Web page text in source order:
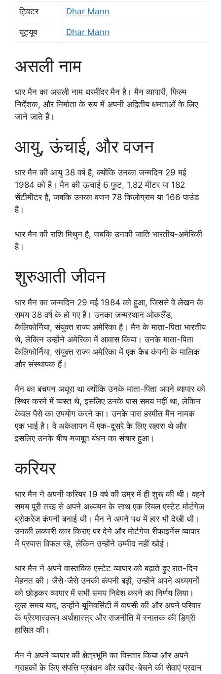
ट्विटर Dhar Mann
यूट्यूब Dhar Mann
असली नाम
धार मैन का असली नाम धरमींदर मैन है। मैन व्यापारी, फिल्म
निर्देशक, और निर्माता के रूप में अपनी अद्वितीय क्षमताओं के लिए
जाने जाते हैं।
आयु, ऊंचाई, और वजन
धार मैन की आयु 38 वर्ष है, क्योंकि उनका जन्मदिन 29 मई
1984 को है। मैन की ऊचाई 6 फुट, 1.82 मीटर या 182
सेंटीमीटर है, जबकि उनका वजन 78 किलोग्राम या 166 पाउंड
है।
धार मैन की राशि मिथुन है, जबकि उनकी जाति भारतीय-अमेरिकी
है।
शुरुआती जीवन
धार मैन का जन्मदिन 29 मई 1984 को हुआ, जिससे वे लेखन के
समय 38 वर्ष के हो गए हैं। उनका जन्मस्थान ओकलैंड,
कैलिफोर्निया, संयुक्त राज्य अमेरिका है। मैन के माता-पिता भारतीय
थे, लेकिन उन्होंने अमेरिका में आवास किया। उनके माता-पिता
कैलिफोर्निया, संयुक्त राज्य अमेरिका में एक कैब कंपनी के मालिक
और संस्थापक हैं।
मैन का बचपन अधूरा था क्योंकि उनके माता-पिता अपने व्यापार को
स्थिर करने में व्यस्त थे, इसलिए उनके पास समय नहीं था, लेकिन
केवल पैसे का उपयोग करने का। उनके पास हरमीत मैन नामक
एक भाई है। वे अकेलापन में एक-दूसरे के लिए सहारा थे और
इसलिए उनके बीच मजबूत बंधन का संचार हुआ।
करियर
धार मैन ने अपनी करियर 19 वर्ष की उम्र में ही शुरू की थी। वहने
समय पूरी तरह से अपने अध्ययन के साथ एक रियल एस्टेट मोर्टगेज
ब्रोकरेज कंपनी बनाई थी। मैन ने अपने पथ में हार भी देखी थी।
उनकी लक्जरी कार किराए पर देने और मोर्टगेज रीफाइनेंस व्यापार
में प्रयास विफल रहे, लेकिन उन्होंने उम्मीद नहीं खोई।
धार मैन ने अपने वास्तविक एस्टेट व्यापार को बढ़ाते हुए रात-दिन
मेहनत की। जैसे-जैसे उनकी कंपनी बढ़ी, उन्होंने अपने अध्ययनों
को छोड़कर व्यापार में सभी समय निवेश करने का निर्णय लिया।
कुछ समय बाद, उन्होंने यूनिवर्सिटी में वापसी की और अपने परिवार
के प्रेरणास्वरूप अर्थशास्त्र और राजनीति में स्नातक की डिग्री
हासिल की।
मैन ने अपने व्यापार की क्षेत्रभूमि का विस्तार किया और अपने
ग्राहकों के लिए संपत्ति प्रबंधन और खरीद-बेचने की सेवाएं प्रदान